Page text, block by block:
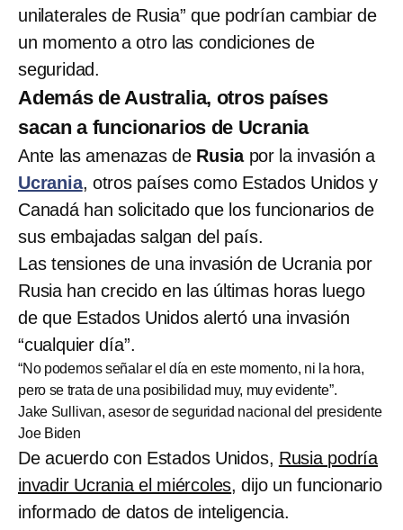
unilaterales de Rusia” que podrían cambiar de
un momento a otro las condiciones de
seguridad.
Además de Australia, otros países
sacan a funcionarios de Ucrania
Ante las amenazas deRusiapor la invasión a
Ucrania, otros países como Estados Unidos y
Canadá han solicitado que los funcionarios de
sus embajadas salgan del país.
Las tensiones de una invasión de Ucrania por
Rusia han crecido en las últimas horas luego
de que Estados Unidos alertó una invasión
“cualquier día”.
“No podemos señalar el día en este momento, ni la hora,
pero se trata de una posibilidad muy, muy evidente”.
Jake Sullivan, asesor de seguridad nacional del presidente
Joe Biden
De acuerdo con Estados Unidos, Rusia podría
invadir Ucrania el miércoles, dijo un funcionario
informado de datos de inteligencia.